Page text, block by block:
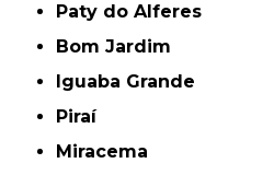
Paty do Alferes
Bom Jardim
Iguaba Grande
Piraí
Miracema